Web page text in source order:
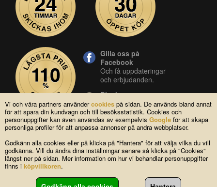
Vi och våra partners användercookies på sidan. De används bland annat
för att spara din kundvagn och till besöksstatistik. Cookies och
personuppgifter kan även användas av exempelvis Google för att skapa
personliga profiler för att anpassa annonser på andra webbplatser.
Godkänn alla cookies eller på klicka på "Hantera" för att välja vilka du vill
godkänna. Vill du ändra dina inställningar senare så klicka på "Cookies"
längst ner på sidan. Mer information om hur vi behandlar personuppgifter
finns i köpvillkoren.
Gilla oss på
Facebook
Och få uppdateringar
och erbjudanden.
Blocket
Vår butik på blocket.
YouTube
Se våra produkter live
Copyright © 2004-2026 Lagsidan AB
FAQ|Om oss|Köpvillkor|Cookies |Kontakta oss